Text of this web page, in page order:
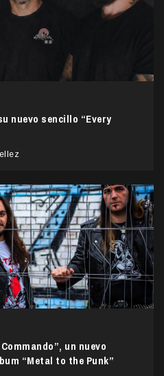
nuevo sencillo “Every
un nuevo
“Metal to the Punk”